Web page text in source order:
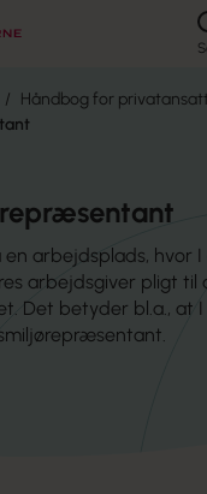
Håndbog for
arbejdsplads, hvor
arbejdsgiver pligt til
Det betyder bl.a., at